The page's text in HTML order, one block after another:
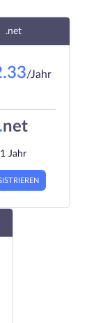
.net
/Jahr
.net
1 Jahr